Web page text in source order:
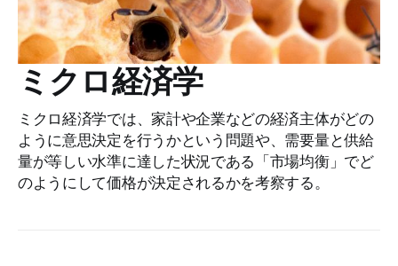
ミクロ経済学
ミクロ経済学では、家計や企業などの経済主体がどの
ように意思決定を行うかという問題や、需要量と供給
量が等しい水準に達した状況である「市場均衡」でど
のようにして価格が決定されるかを考察する。